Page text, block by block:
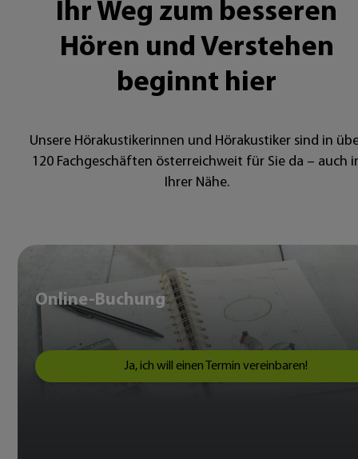
Ihr Weg zum besseren
Hören und Verstehen
beginnt hier
Unsere Hörakustikerinnen und Hörakustiker sind in
120 Fachgeschäften österreichweit für Sie da – auch
Ihrer Nähe.
Online-Buchung
Ja, ich will einen Termin vereinbaren!